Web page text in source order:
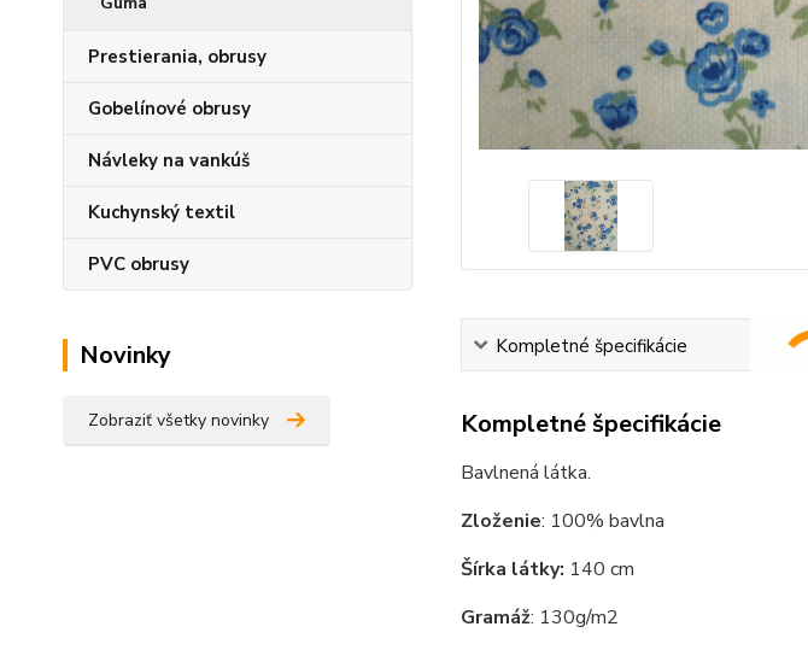
Prestierania, obrusy
Gobelínové obrusy
Návleky na vankúš
Kuchynský textil
PVC obrusy
Novinky
Zobraziť všetky novinky
Kompletné špecifikácie
Kompletné špecifikácie
Bavlnená látka.
Zloženie: 100% bavlna
Šírka látky: 140 cm
Gramáž: 130g/m2